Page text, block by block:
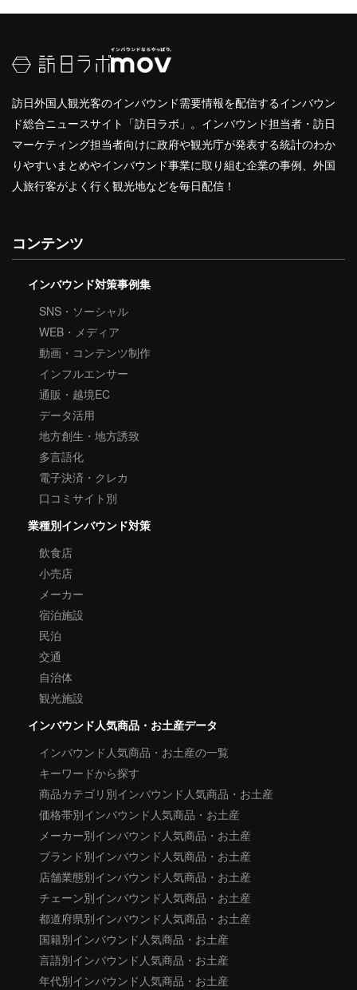
訪日外国人観光客のインバウンド需要情報を配信するインバウン
ド総合ニュースサイト「訪日ラボ」。インバウンド担当者・訪日
マーケティング担当者向けに政府や観光庁が発表する統計のわか
りやすいまとめやインバウンド事業に取り組む企業の事例、外国
人旅行客がよく行く観光地などを毎日配信！
コンテンツ
インバウンド対策事例集
SNS・ソーシャル
WEB・メディア
動画・コンテンツ制作
インフルエンサー
通販・越境EC
データ活用
地方創生・地方誘致
多言語化
電子決済・クレカ
口コミサイト別
業種別インバウンド対策
飲食店
小売店
メーカー
宿泊施設
民泊
交通
自治体
観光施設
インバウンド人気商品・お土産データ
インバウンド人気商品・お土産の一覧
キーワードから探す
商品カテゴリ別インバウンド人気商品・お土産
価格帯別インバウンド人気商品・お土産
メーカー別インバウンド人気商品・お土産
ブランド別インバウンド人気商品・お土産
店舗業態別インバウンド人気商品・お土産
チェーン別インバウンド人気商品・お土産
都道府県別インバウンド人気商品・お土産
国籍別インバウンド人気商品・お土産
言語別インバウンド人気商品・お土産
年代別インバウンド人気商品・お土産